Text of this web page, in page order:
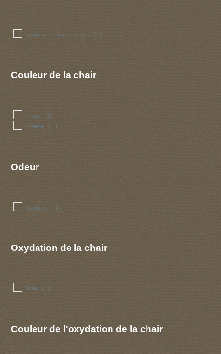
mauvais comestible (1)
Couleur de la chair
rose (1)
rouge (1)
Odeur
faible (1)
Oxydation de la chair
non (1)
Couleur de l'oxydation de la chair